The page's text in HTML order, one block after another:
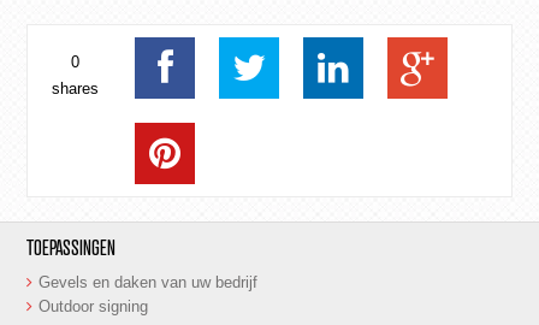
0
shares
TOEPASSINGEN
Gevels en daken van uw bedrijf
Outdoor signing